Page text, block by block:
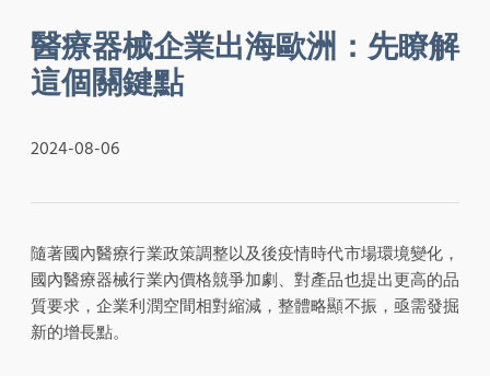
醫療器械企業出海歐洲：先瞭解
這個關鍵點
2024-08-06
隨著國內醫療行業政策調整以及後疫情時代市場環境變化，
國內醫療器械行業內價格競爭加劇、對產品也提出更高的品
質要求，企業利潤空間相對縮減，整體略顯不振，亟需發掘
新的增長點。